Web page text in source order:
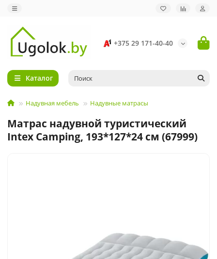
+375 29 171-40-40
Каталог
Надувная мебель Надувные матрасы
Матрас надувной туристический
Intex Camping, 193*127*24 см (67999)